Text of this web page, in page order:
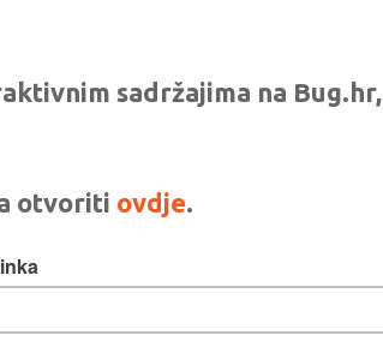
sadržajima na Bug.hr,
otvoriti ovdje.